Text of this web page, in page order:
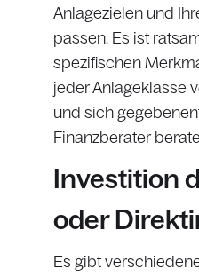
Anlagezielen und
passen. Es ist
spezifischen
jeder Anlageklasse
und sich
Finanzberater
Investition
oder
Es gibt